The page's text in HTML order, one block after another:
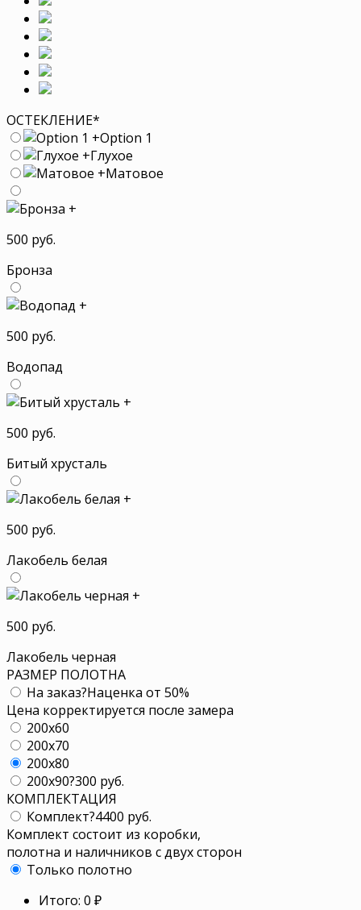
ОСТЕКЛЕНИЕ*
+Option 1
+Глухое
+Матовое
+
500 руб.
Бронза
+
500 руб.
Водопад
+
500 руб.
Битый хрусталь
+
500 руб.
Лакобель белая
+
500 руб.
Лакобель черная
РАЗМЕР ПОЛОТНА
На заказ?Наценка от 50%
Цена корректируется после замера
200x60
200x70
200x80
200x90?300 руб.
КОМПЛЕКТАЦИЯ
Комплект?4400 руб.
Комплект состоит из коробки,
полотна и наличников с двух сторон
Только полотно
Итого: 0 ₽